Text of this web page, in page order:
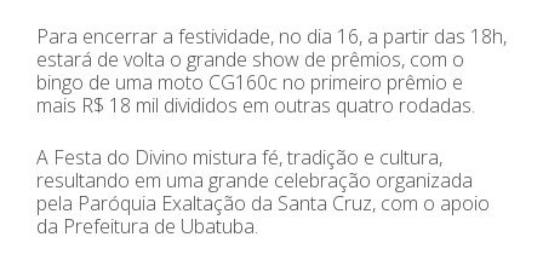
Para encerrar a festividade, no dia 16, a partir das 18h,
estará de volta o grande show de prêmios, com o
bingo de uma moto CG160c no primeiro prêmio e
mais R$ 18 mil divididos em outras quatro rodadas.
A Festa do Divino mistura fé, tradição e cultura,
resultando em uma grande celebração organizada
pela Paróquia Exaltação da Santa Cruz, com o apoio
da Prefeitura de Ubatuba.